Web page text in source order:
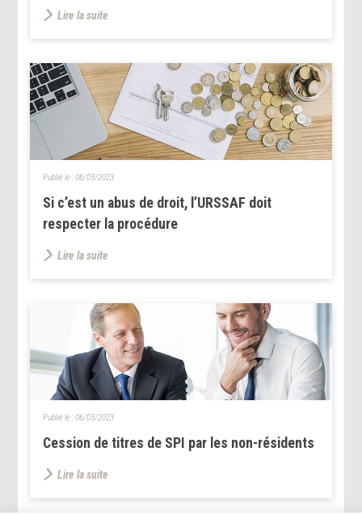
Lire la suite
Si c’est un abus de droit, l’URSSAF doit
respecter la procédure
Publié le :06/03/2023
Lire la suite
Cession de titres de SPI par les non-résidents
Publié le :06/03/2023
Lire la suite